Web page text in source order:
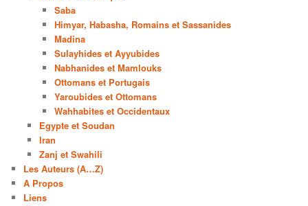
Saba
Himyar, Habasha, Romains et Sassanides
Madina
Sulayhides et Ayyubides
Nabhanides et Mamlouks
Ottomans et Portugais
Yaroubides et Ottomans
Wahhabites et Occidentaux
Egypte et Soudan
Iran
Zanj et Swahili
Les Auteurs (A…Z)
A Propos
Liens